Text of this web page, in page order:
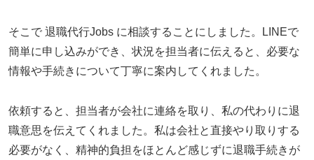
そこで 退職代行Jobs に相談することにしました。LINEで
簡単に申し込みができ、状況を担当者に伝えると、必要な
情報や手続きについて丁寧に案内してくれました。
依頼すると、担当者が会社に連絡を取り、私の代わりに退
職意思を伝えてくれました。私は会社と直接やり取りする
必要がなく、精神的負担をほとんど感じずに退職手続きが